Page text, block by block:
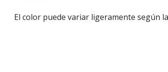
El color puede variar ligeramente según